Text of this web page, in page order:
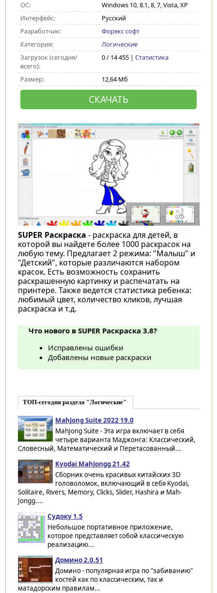
ОС:
Windows 10, 8.1, 8, 7, Vista, XP
Интерфейс:
Русский
Разработчик:
Форекс софт
Категория:
Логические
Загрузок (сегодня/
всего):
0 / 14 455 | Статистика
Размер: 12,64 Мб
СКАЧАТЬ
SUPER Раскраска - раскраска для детей, в
которой вы найдете более 1000 раскрасок на
любую тему. Предлагает 2 режима: "Малыш" и
"Детский", которые различаются набором
красок. Есть возможность сохранить
раскрашенную картинку и распечатать на
принтере. Также ведется статистика ребенка:
любимый цвет, количество кликов, лучшая
раскраска и т.д.
Что нового в SUPER Раскраска 3.8?
Исправлены ошибки
Добавлены новые раскраски
ТОП-сегодня раздела "Логические"
MahJong Suite 2022 19.0
MahJong Suite - Эта игра включает в себя
четыре варианта Маджонга: Классический,
Словесный, Математический и Перетасованный...
Kyodai MahJongg 21.42
Сборник очень красивых китайских 3D
головоломок, включающий в себя Kyodai,
Solitaire, Rivers, Memory, Clicks, Slider, Hashira и Mah-
Jongg....
Судоку 1.5
Небольшое портативное приложение,
которое представляет собой классическую
реализацию...
Домино 2.0.51
Домино - популярная игра по "забиванию"
костей как по классическим, так и
матадорским правилам...